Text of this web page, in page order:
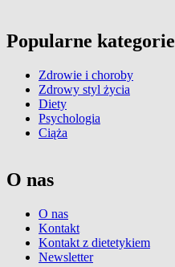
Popularne kategorie
Zdrowie i choroby
Zdrowy styl życia
Diety
Psychologia
Ciąża
O nas
O nas
Kontakt
Kontakt z dietetykiem
Newsletter